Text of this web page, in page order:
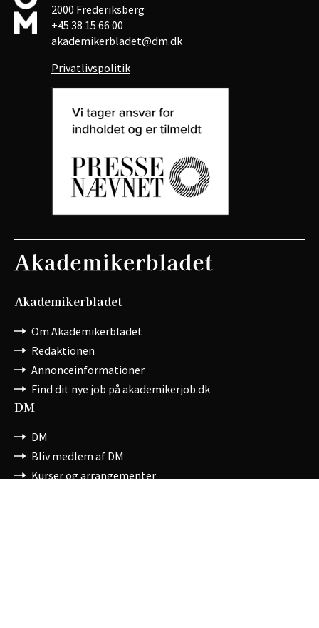
2000 Frederiksberg
+45 38 15 66 00
akademikerbladet@dm.dk
Privatlivspolitik
Akademikerbladet
Om Akademikerbladet
Redaktionen
Annonceinformationer
Find dit nye job på akademikerjob.dk
DM
DM
Bliv medlem af DM
Kurser og arrangementer